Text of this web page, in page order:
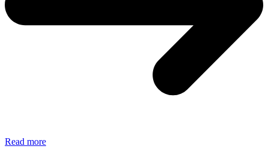
Read moreOssido